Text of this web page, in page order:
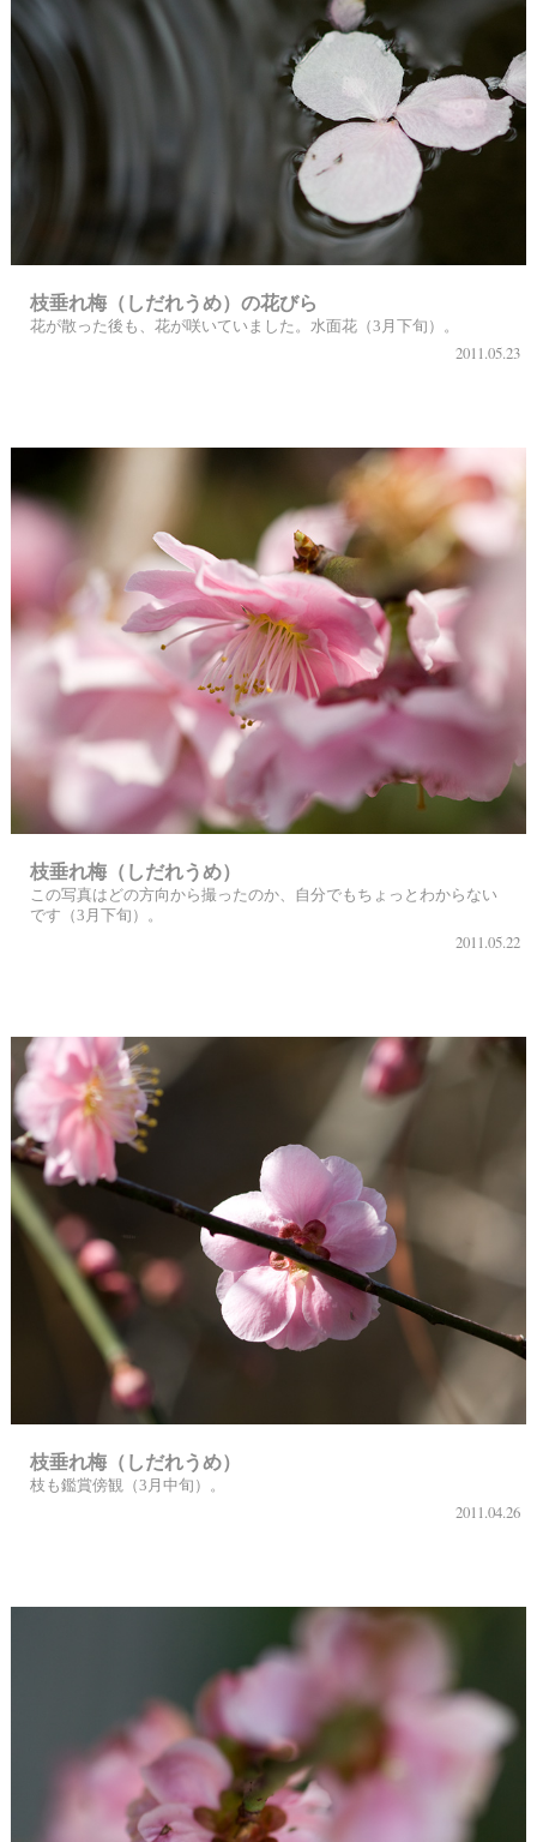
枝垂れ梅（しだれうめ）の花びら
花が散った後も、花が咲いていました。水面花（3月下旬）。
2011.05.23
枝垂れ梅（しだれうめ）
この写真はどの方向から撮ったのか、自分でもちょっとわからない
です（3月下旬）。
2011.05.22
枝垂れ梅（しだれうめ）
枝も鑑賞傍観（3月中旬）。
2011.04.26